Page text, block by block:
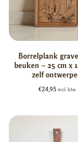
Borrelplank
beuken – 25 cm x
zelf
€24,95 incl. btw